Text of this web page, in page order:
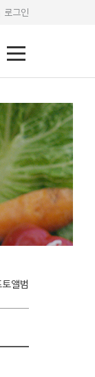
로그인
앨범